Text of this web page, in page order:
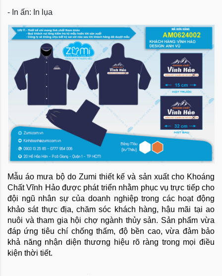
- In ấn: In lụa
Mẫu áo mưa bộ do Zumi thiết kế và sản xuất cho Khoáng
Chất Vĩnh Hảo được phát triển nhằm phục vụ trực tiếp cho
đội ngũ nhân sự của doanh nghiệp trong các hoạt động
khảo sát thực địa, chăm sóc khách hàng, hậu mãi tại ao
nuôi và tham gia hội chợ ngành thủy sản. Sản phẩm vừa
đáp ứng tiêu chí chống thấm, độ bền cao, vừa đảm bảo
khả năng nhận diện thương hiệu rõ ràng trong mọi điều
kiện thời tiết.